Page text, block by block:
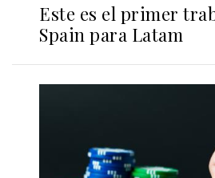
Este es el primer
Spain para Latam